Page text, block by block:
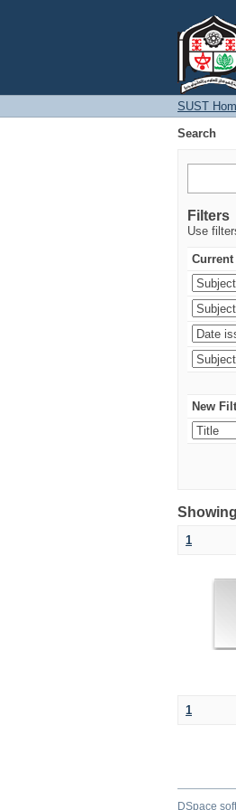
SUST
Search
Filters
Use
New
1
1
DSpace